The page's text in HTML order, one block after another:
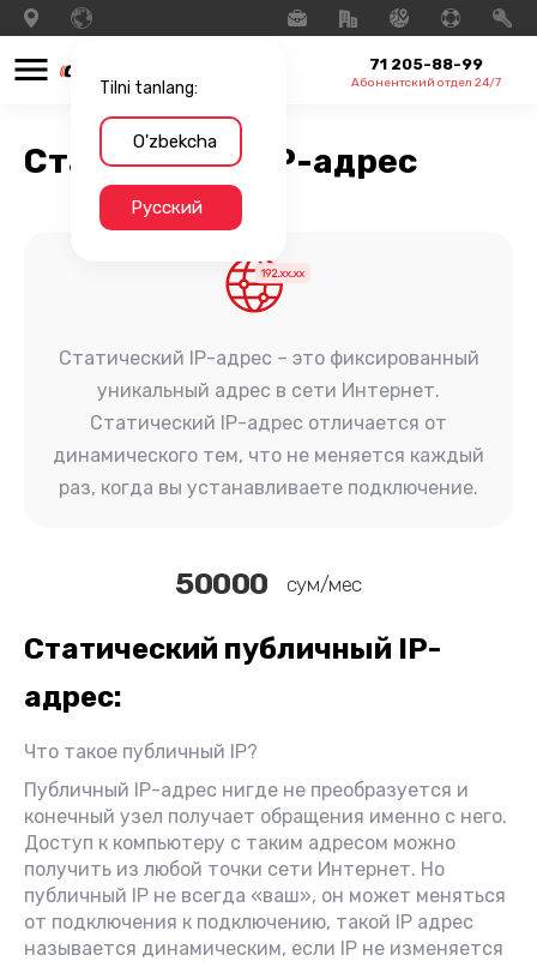
Tilni tanlang:
O'zbekcha
Русский
71 205-88-99
Абонентский отдел 24/7
Статический IP-адрес
Статический IP-адрес – это фиксированный
уникальный адрес в сети Интернет.
Статический IP-адрес отличается от
динамического тем, что не меняется каждый
раз, когда вы устанавливаете подключение.
50000 сум/мес
Статический публичный IP-
адрес:
Что такое публичный IP?
Публичный IP-адрес нигде не преобразуется и
конечный узел получает обращения именно с него.
Доступ к компьютеру с таким адресом можно
получить из любой точки сети Интернет. Но
публичный IP не всегда «ваш», он может меняться
от подключения к подключению, такой IP адрес
называется динамическим, если IP не изменяется